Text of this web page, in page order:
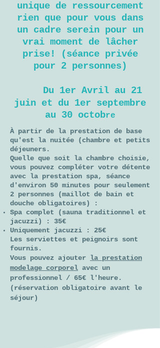
unique de ressourcement
rien que pour vous dans
un cadre serein pour un
vrai moment de lâcher
prise! (séance privée
pour 2 personnes)
Du 1er Avril au 21
juin et du 1er septembre
au 30 octobre
À partir de la prestation de base
qu'est la nuitée (chambre et petits
déjeuners.
Quelle que soit la chambre choisie,
vous pouvez compléter votre détente
avec la prestation spa, séance
d'environ 50 minutes pour seulement
2 personnes (maillot de bain et
douche obligatoires) :
Spa complet (sauna traditionnel et
jacuzzi) : 35€
Uniquement jacuzzi : 25€
Les serviettes et peignoirs sont
fournis.
Vous pouvez ajouter la prestation
modelage corporel avec un
professionnel / 65€ l'heure.
(réservation obligatoire avant le
séjour)